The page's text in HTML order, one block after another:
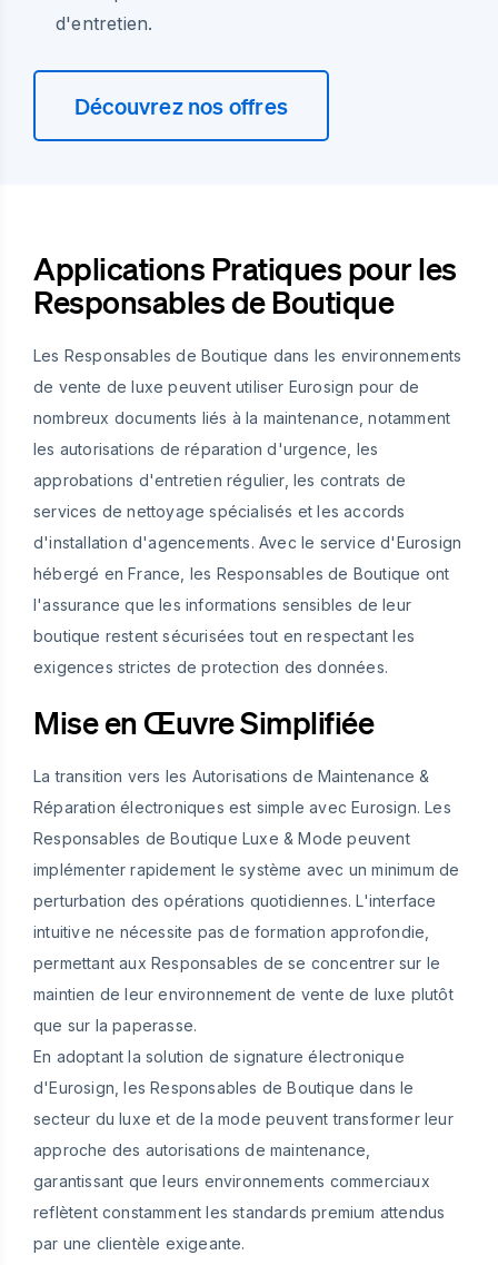
d'entretien.
Découvrez nos offres
Applications Pratiques pour les
Responsables de Boutique
Les Responsables de Boutique dans les environnements
de vente de luxe peuvent utiliser Eurosign pour de
nombreux documents liés à la maintenance, notamment
les autorisations de réparation d'urgence, les
approbations d'entretien régulier, les contrats de
services de nettoyage spécialisés et les accords
d'installation d'agencements. Avec le service d'Eurosign
hébergé en France, les Responsables de Boutique ont
l'assurance que les informations sensibles de leur
boutique restent sécurisées tout en respectant les
exigences strictes de protection des données.
Mise en Œuvre Simplifiée
La transition vers les Autorisations de Maintenance &
Réparation électroniques est simple avec Eurosign. Les
Responsables de Boutique Luxe & Mode peuvent
implémenter rapidement le système avec un minimum de
perturbation des opérations quotidiennes. L'interface
intuitive ne nécessite pas de formation approfondie,
permettant aux Responsables de se concentrer sur le
maintien de leur environnement de vente de luxe plutôt
que sur la paperasse.
En adoptant la solution de signature électronique
d'Eurosign, les Responsables de Boutique dans le
secteur du luxe et de la mode peuvent transformer leur
approche des autorisations de maintenance,
garantissant que leurs environnements commerciaux
reflètent constamment les standards premium attendus
par une clientèle exigeante.